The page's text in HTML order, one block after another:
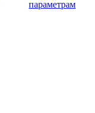
параметрам